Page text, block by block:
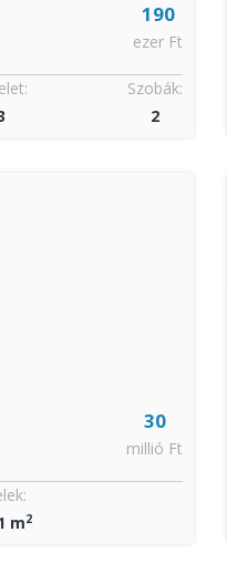
190
ezer Ft
Szobák:
2
30
millió Ft
m2